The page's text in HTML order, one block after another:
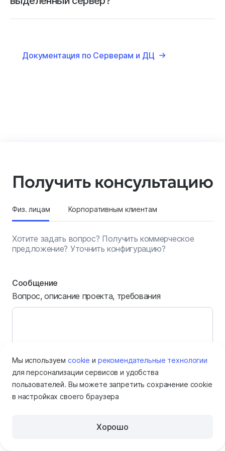
Документация по Серверам и ДЦ
Получить консультацию
Физ. лицам Корпоративным клиентам
Хотите задать вопрос? Получить коммерческое
предложение? Уточнить конфигурацию?
Сообщение
Вопрос, описание проекта, требования
Имя
Мы используемcookie и рекомендательные технологии
для персонализации сервисов и удобства
пользователей. Вы можете запретить сохранение cookie
в настройках своего браузера
Хорошо